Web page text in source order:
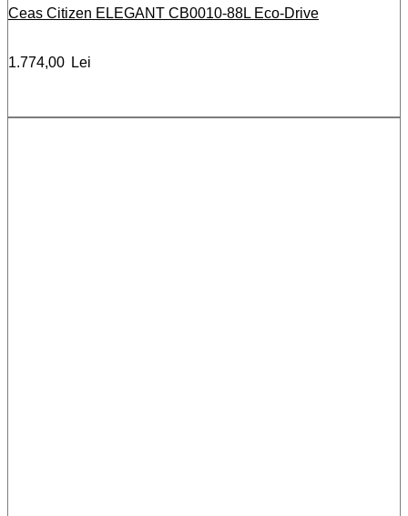
Ceas Citizen ELEGANT CB0010-88L Eco-Drive
1.774,00 Lei